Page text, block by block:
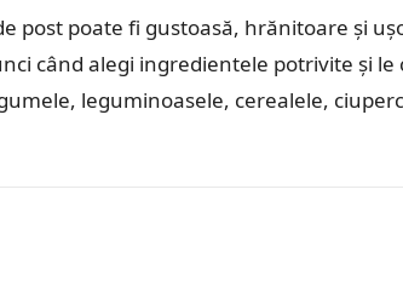
post poate fi gustoasă, hrănitoare și
când alegi ingredientele potrivite și le
leguminoasele, cerealele,